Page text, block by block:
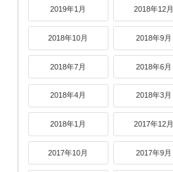
2019年1月 2018年12月
2018年10月 2018年9月
2018年7月 2018年6月
2018年4月 2018年3月
2018年1月 2017年12月
2017年10月 2017年9月